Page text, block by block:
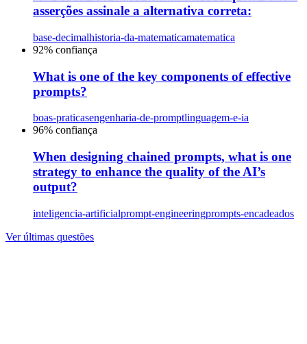
asserções assinale a alternativa correta:
base-decimalhistoria-da-matematicamatematica
92% confiança
What is one of the key components of effective
prompts?
boas-praticasengenharia-de-promptlinguagem-e-ia
96% confiança
When designing chained prompts, what is one
strategy to enhance the quality of the AI’s
output?
inteligencia-artificialprompt-engineeringprompts-encadeados
Ver últimas questões